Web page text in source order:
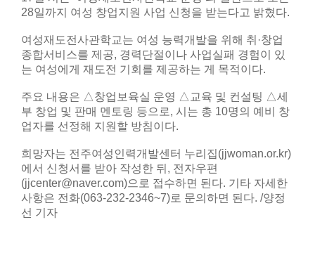
28일까지 여성 창업지원 사업 신청을 받는다고 밝혔다.
여성재도전사관학교는 여성 능력개발을 위해 취·창업
종합서비스를 제공, 경력단절이나 사업실패 경험이 있
는 여성에게 재도전 기회를 제공하는 게 목적이다.
주요 내용은 △창업보육실 운영 △교육 및 컨설팅 △세
부 창업 및 판매 멘토링 등으로, 시는 총 10명의 예비 창
업자를 선정해 지원할 방침이다.
희망자는 전주여성인력개발센터 누리집(jjwoman.or.kr)
에서 신청서를 받아 작성한 뒤, 전자우편
(jjcenter@naver.com)으로 접수하면 된다. 기타 자세한
사항은 전화(063-232-2346~7)로 문의하면 된다. /양정
선 기자